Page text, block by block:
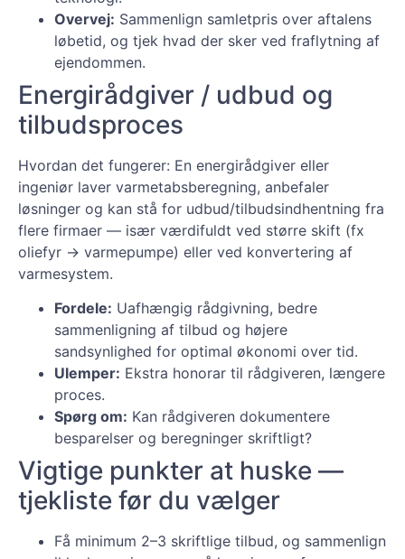
Overvej: Sammenlign samletpris over aftalens
løbetid, og tjek hvad der sker ved fraflytning af
ejendommen.
Energirådgiver / udbud og
tilbudsproces
Hvordan det fungerer: En energirådgiver eller
ingeniør laver varmetabsberegning, anbefaler
løsninger og kan stå for udbud/tilbudsindhentning fra
flere firmaer — især værdifuldt ved større skift (fx
oliefyr → varmepumpe) eller ved konvertering af
varmesystem.
Fordele: Uafhængig rådgivning, bedre
sammenligning af tilbud og højere
sandsynlighed for optimal økonomi over tid.
Ulemper: Ekstra honorar til rådgiveren, længere
proces.
Spørg om: Kan rådgiveren dokumentere
besparelser og beregninger skriftligt?
Vigtige punkter at huske —
tjekliste før du vælger
Få minimum 2–3 skriftlige tilbud, og sammenlign